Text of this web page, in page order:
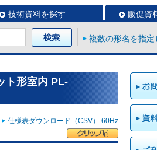
技術資料を探す 販促資
複数の形名を指
ト形室内 PL-
仕様表ダウンロード（CSV） 60Hz